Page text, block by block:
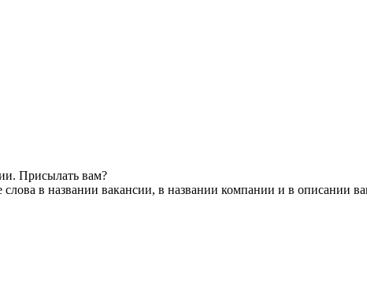
Присылать вам?
в названии вакансии, в названии компании и в описании